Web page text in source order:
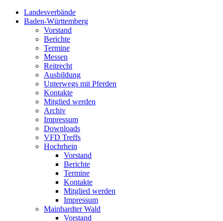
Landesverbände
Baden-Württemberg
Vorstand
Berichte
Termine
Messen
Reitrecht
Ausbildung
Unterwegs mit Pferden
Kontakte
Mitglied werden
Archiv
Impressum
Downloads
VFD Treffs
Hochrhein
Vorstand
Berichte
Termine
Kontakte
Mitglied werden
Impressum
Mainhardter Wald
Vorstand